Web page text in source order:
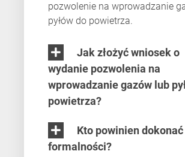
pozwolenie na wprowadzanie
pyłów do powietrza.
wydanie pozwolenia na
wprowadzanie gazów lub
powietrza?
formalności?